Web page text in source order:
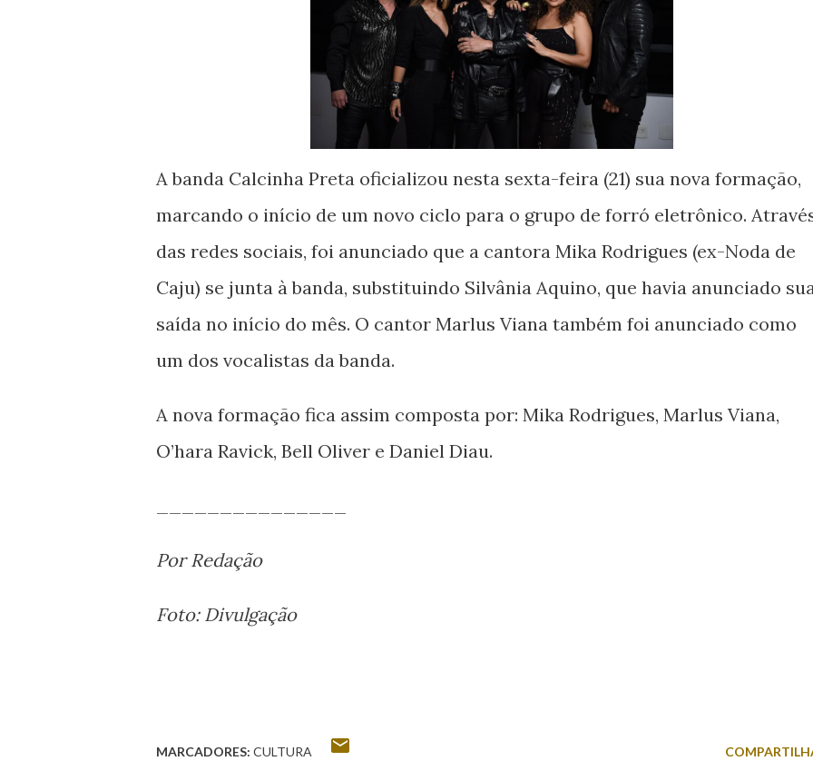
A banda Calcinha Preta oficializou nesta sexta-feira (21) sua nova formação,
marcando o início de um novo ciclo para o grupo de forró eletrônico.
das redes sociais, foi anunciado que a cantora Mika Rodrigues (ex-Noda de
Caju) se junta à banda, substituindo Silvânia Aquino, que havia anunciado
saída no início do mês. O cantor Marlus Viana também foi anunciado como
um dos vocalistas da banda.
A nova formação fica assim composta por: Mika Rodrigues, Marlus Viana,
O’hara Ravick, Bell Oliver e Daniel Diau.
Por Redação
Foto: Divulgação
MARCADORES: CULTURA